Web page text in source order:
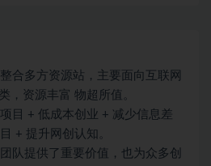
合多方资源站，主要面向互联网
，资源丰富 物超所值。
目 + 低成本创业 + 减少信息差
+ 提升网创认知。
队提供了重要价值，也为众多创